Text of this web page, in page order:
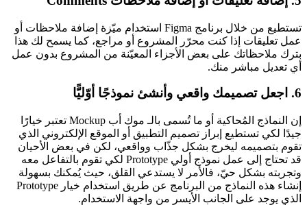
تستطيع من خلال برنامج Figma استخدام ميّزة إضافة ملاحظات أو
عمل تعليقات إذا كنت محرّر المشروع أو مراجع، كما يسمح لك هذا
بترك ملاحظاتك على بعض الأجزاء المعيّنة من المشروع بدون عمل
أي تعديل مباشر منك.
6. اجعل تصميمك واقعي وأنشئ نموذجًا أوّليًّا
إن النماذج المُحاكية أو ما تُسمى بالـ موك أب Mockup تعتبر خيارًا
جيدًا لكي تستطيع إبراز تصميم التطبيق أو الموقع الإلكتروني الذي
تقوم بتصميمه ليخرج بشكل جذّاب وواقعي، لكن في بعض الأحيان
قد تحتاج إلى عمل نموذج أولي Prototype لكي تقوم بالتفاعل معه
وتجربته بشكل حيّ، فالأمر لا يستدعي القلق، حيث يُمكنك بسهولة
إنشاء هذه النماذج من البرنامج عن طريق استخدام خيار Prototype
الذي يوجد على الجانب الأيسر من واجهة الاستخدام.